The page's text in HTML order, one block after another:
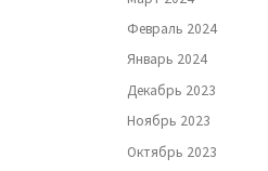
Февраль 2024
Январь 2024
Декабрь 2023
Ноябрь 2023
Октябрь 2023